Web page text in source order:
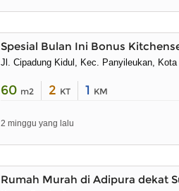
Spesial Bulan Ini Bonus
Jl. Cipadung Kidul, Kec. Panyileukan, Kota
60 m2 2 KT 1 KM
2 minggu yang lalu
Rumah Murah di Adipura dekat